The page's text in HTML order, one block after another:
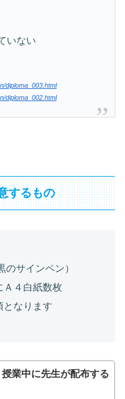
いない
diploma_003.html
diploma_002.html
意するもの
サインペン）
４白紙数枚
なります
業中に先生が配布する